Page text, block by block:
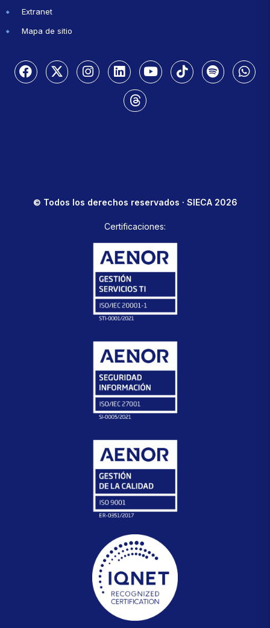
Extranet
Mapa de sitio
© Todos los derechos reservados · SIECA 2026
Certificaciones: